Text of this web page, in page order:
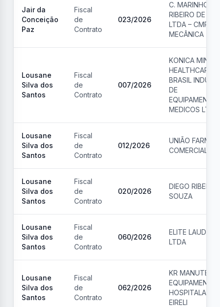
Jair da
Conceição
Paz
Fiscal
de
Contrato
023/2026
C. MARINHO
RIBEIRO DE
LTDA – CMR
MECÂNICA
Lousane
Silva dos
Santos
Fiscal
de
Contrato
007/2026
KONICA
HEALTHCARE
BRASIL
DE
MEDICOS LTDA
Lousane
Silva dos
Santos
Fiscal
de
Contrato
012/2026
UNIÃO FARMA
COMERCIAL
Lousane
Silva dos
Santos
Fiscal
de
Contrato
020/2026
DIEGO RIBEIRO
SOUZA
Lousane
Silva dos
Santos
Fiscal
de
Contrato
060/2026
ELITE LAUDOS
LTDA
Lousane
Silva dos
Santos
Fiscal
de
Contrato
062/2026
KR
EQUIPAMENTO
HOSPITALAR
EIRELI